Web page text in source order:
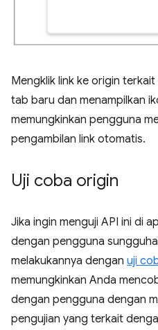
Mengklik link ke origin
tab baru dan menampilkan
memungkinkan pengguna
pengambilan link otomatis.
Uji coba origin
Jika ingin menguji API ini di
dengan pengguna
melakukannya dengan uji
memungkinkan Anda
dengan pengguna dengan
pengujian yang terkait